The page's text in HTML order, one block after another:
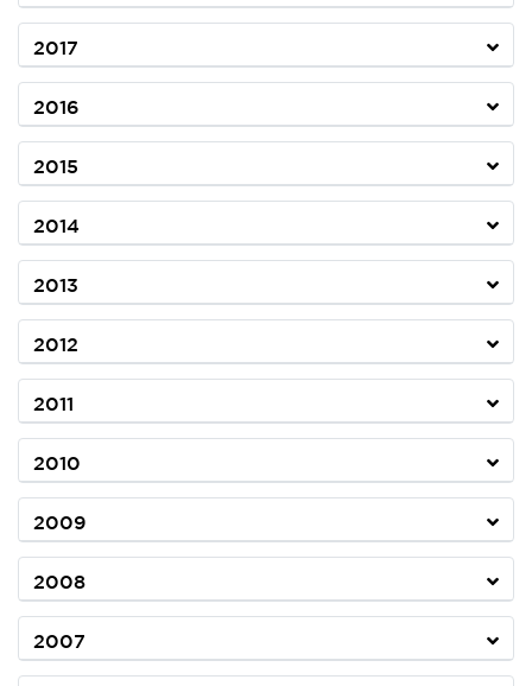
2017
2016
2015
2014
2013
2012
2011
2010
2009
2008
2007